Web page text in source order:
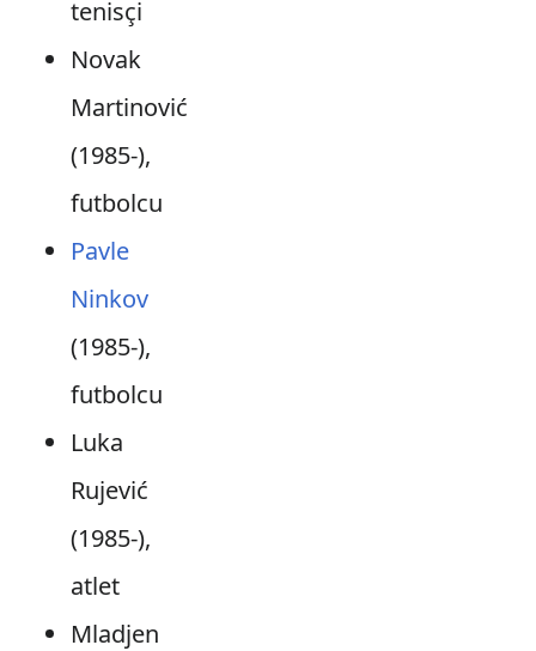
tenisçi
Novak
Martinović
(1985-),
futbolcu
Pavle
Ninkov
(1985-),
futbolcu
Luka
Rujević
(1985-),
atlet
Mladjen